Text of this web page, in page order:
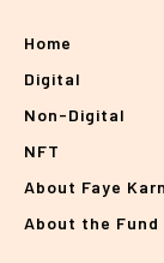
Home
Digital
Non-Digital
NFT
About Faye
About the Fund